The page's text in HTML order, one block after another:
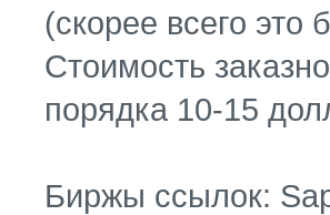
(скорее всего это
Стоимость
порядка 10-15
Биржы ссылок: